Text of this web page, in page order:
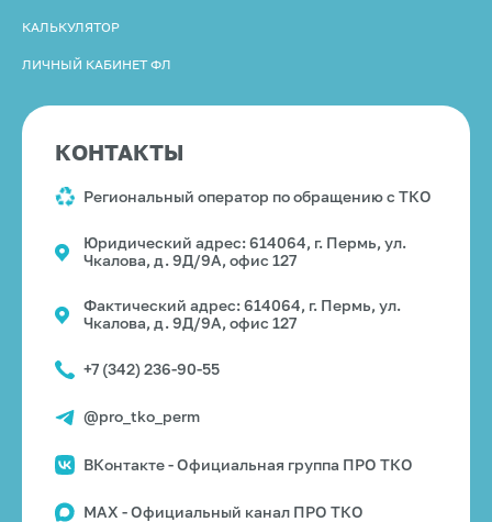
КАЛЬКУЛЯТОР
ЛИЧНЫЙ КАБИНЕТ ФЛ
КОНТАКТЫ
Региональный оператор по обращению с ТКО
Юридический адрес: 614064, г. Пермь, ул.
Чкалова, д. 9Д/9А, офис 127
Фактический адрес: 614064, г. Пермь, ул.
Чкалова, д. 9Д/9А, офис 127
+7 (342) 236-90-55
@pro_tko_perm
ВКонтакте - Официальная группа ПРО ТКО
MAX - Официальный канал ПРО ТКО